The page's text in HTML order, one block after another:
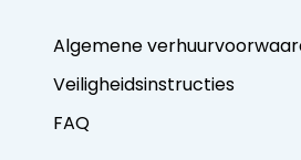
Algemene
Veiligheidsinstructies
FAQ